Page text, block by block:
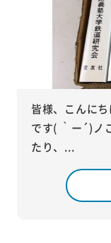
皆様、こんに
です( ｀ー´)ノ
たり、...